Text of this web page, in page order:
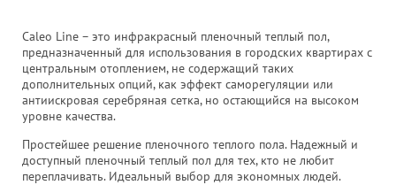
Caleo Line – это инфракрасный пленочный теплый пол,
предназначенный для использования в городских квартирах с
центральным отоплением, не содержащий таких
дополнительных опций, как эффект саморегуляции или
антиискровая серебряная сетка, но остающийся на высоком
уровне качества.
Простейшее решение пленочного теплого пола. Надежный и
доступный пленочный теплый пол для тех, кто не любит
переплачивать. Идеальный выбор для экономных людей.